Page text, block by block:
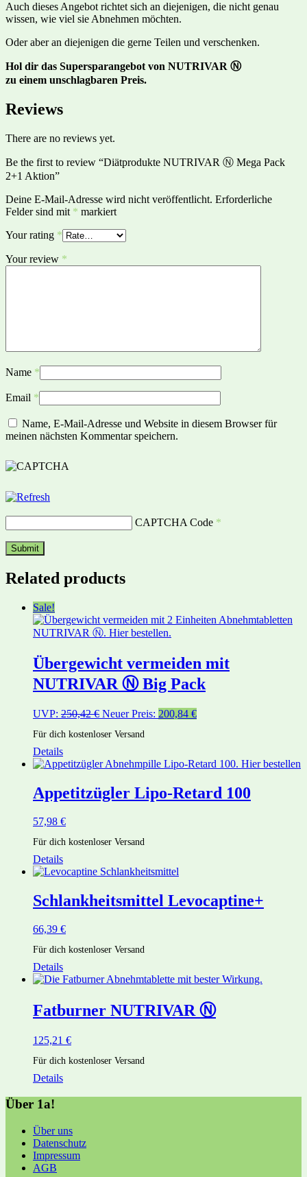
Auch dieses Angebot richtet sich an diejenigen, die nicht genau
wissen, wie viel sie Abnehmen möchten.
Oder aber an diejenigen die gerne Teilen und verschenken.
Hol dir das Supersparangebot von NUTRIVAR Ⓝ
zu einem unschlagbaren Preis.
Reviews
There are no reviews yet.
Be the first to review “Diätprodukte NUTRIVAR Ⓝ Mega Pack
2+1 Aktion”
Deine E-Mail-Adresse wird nicht veröffentlicht. Erforderliche
Felder sind mit * markiert
Your rating *
Your review *
Name *
Email *
Name, E-Mail-Adresse und Website in diesem Browser für
meinen nächsten Kommentar speichern.
CAPTCHA Code *
Related products
Sale!
Übergewicht vermeiden mit
NUTRIVAR Ⓝ Big Pack
UVP: 250,42€ Neuer Preis: 200,84 €
Für dich kostenloser Versand
Details
Appetitzügler Lipo-Retard 100
57,98 €
Für dich kostenloser Versand
Details
Schlankheitsmittel Levocaptine+
66,39 €
Für dich kostenloser Versand
Details
Fatburner NUTRIVAR Ⓝ
125,21 €
Für dich kostenloser Versand
Details
Über 1a!
Über uns
Datenschutz
Impressum
AGB